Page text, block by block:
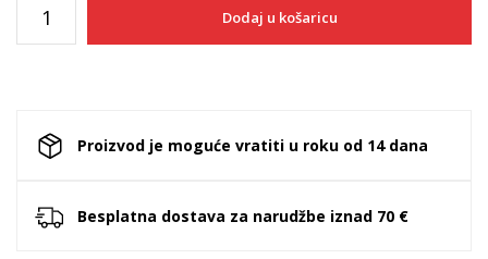
Dodaj u košaricu
Proizvod je moguće vratiti u roku od 14 dana
Besplatna dostava za narudžbe iznad 70 €